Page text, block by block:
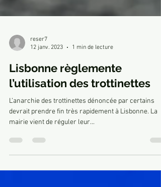
12 janv. 2023
1 min de lecture
Lisbonne règlemente
l’utilisation des trottinettes
L’anarchie des trottinettes dénoncée par certains
devrait prendre fin très rapidement à Lisbonne. La